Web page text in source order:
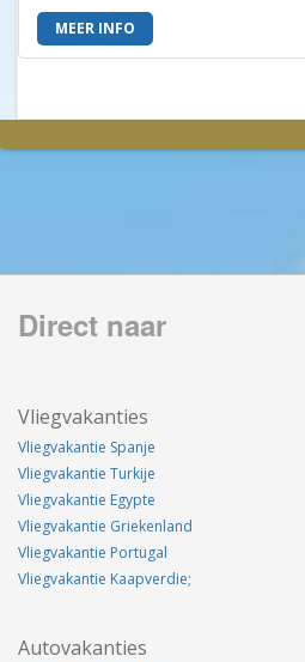
MEER INFO
Direct naar
Vliegvakanties
Vliegvakantie Spanje
Vliegvakantie Turkije
Vliegvakantie Egypte
Vliegvakantie Griekenland
Vliegvakantie Portugal
Vliegvakantie Kaapverdie;
Autovakanties